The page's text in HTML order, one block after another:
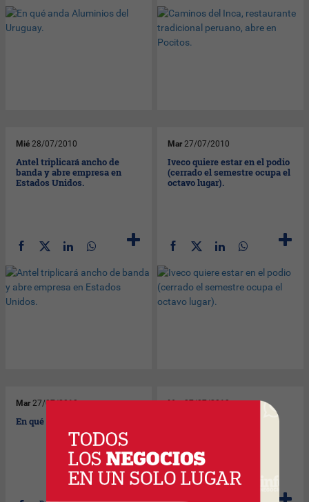
Mié 28/07/2010
Antel triplicará ancho de
banda y abre empresa en
Estados Unidos.
Mar 27/07/2010
Iveco quiere estar en el podio
(cerrado el semestre ocupa el
octavo lugar).
Mar 27/07/2010
En qué anda Deceleste.
Mar27/07/2010
Pasajeros que se quedaron